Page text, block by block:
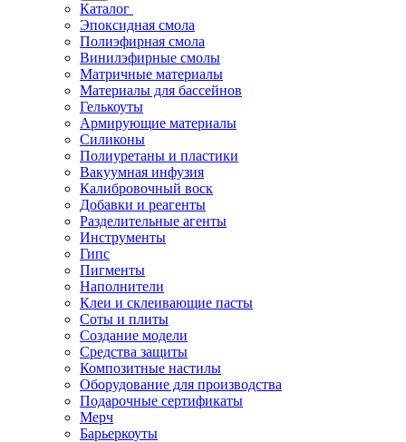
Каталог
Эпоксидная смола
Полиэфирная смола
Винилэфирные смолы
Матричные материалы
Материалы для бассейнов
Гелькоуты
Армирующие материалы
Силиконы
Полиуретаны и пластики
Вакуумная инфузия
Калибровочный воск
Добавки и реагенты
Разделительные агенты
Инструменты
Гипс
Пигменты
Наполнители
Клеи и склеивающие пасты
Соты и плиты
Создание модели
Средства защиты
Композитные настилы
Оборудование для производства
Подарочные сертификаты
Мерч
Барьеркоуты